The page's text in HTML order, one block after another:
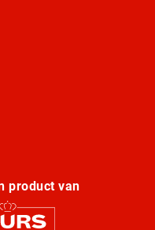
product van